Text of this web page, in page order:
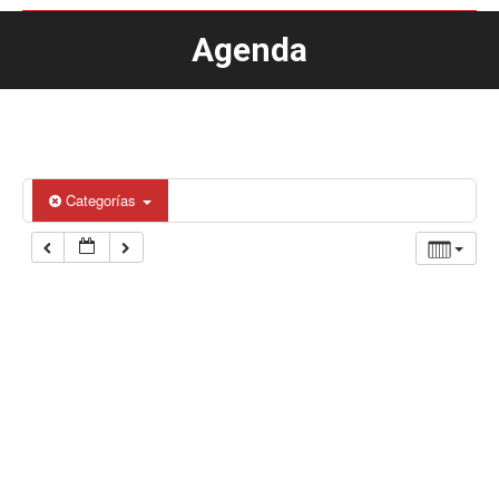
Agenda
Estás aquí:
Categorías